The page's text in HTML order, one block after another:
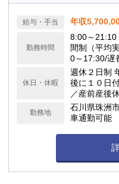
給与・手当 年収
勤務時間
8:00～21:10
間制（平均
0～17:30/
休日・休暇
週休２日制
後に１０日
／産前産後
勤務地
石川県珠洲
車通勤可能